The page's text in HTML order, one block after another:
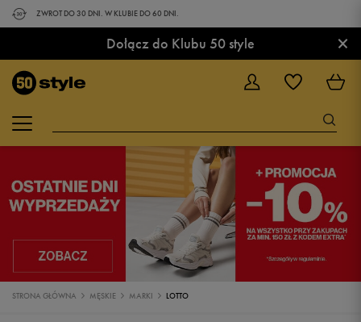
ZWROT DO 30 DNI. W KLUBIE DO 60 DNI.
Dołącz do Klubu 50 style ×
STRONA GŁÓWNA MĘSKIE MARKI LOTTO